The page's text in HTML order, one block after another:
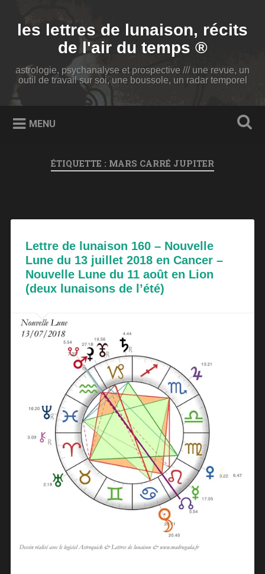
contenu
principal
Rechercheles lettres de lunaison, récits
de l'air du temps ®
astrologie, psychanalyse et prospective /// une revue, un
outil de travail sur soi, une boussole, un radar temporel
MENU
ÉTIQUETTE : MARS CARRÉ JUPITER
Lettre de lunaison 160 – Nouvelle
Lune du 13 juillet 2018 en Cancer –
Nouvelle Lune du 11 août en Lion
(deux lunaisons de l’été)